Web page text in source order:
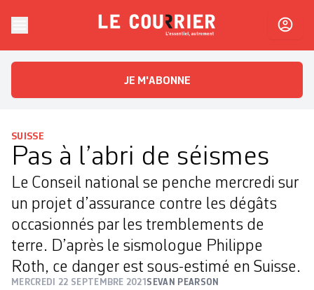
Le CourrierL'essentiel, autrement
JE M'ABONNE
SUISSE
Pas à l’abri de séismes
Le Conseil national se penche mercredi sur
un projet d’assurance contre les dégâts
occasionnés par les tremblements de
terre. D’après le sismologue Philippe
Roth, ce danger est sous-estimé en Suisse.
MERCREDI 22 SEPTEMBRE 2021 SEVAN PEARSON